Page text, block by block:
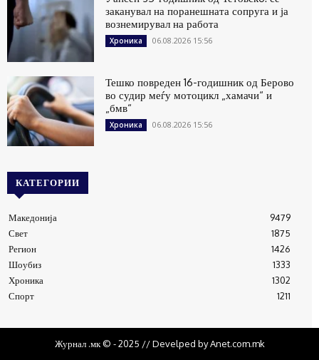
заканувал на поранешната сопруга и ја
вознемирувал на работа
Хроника 06.08.2026 15:56
Тешко повреден 16-годишник од Берово
во судир меѓу мотоцикл „хамачи“ и
„бмв“
Хроника 06.08.2026 15:56
КАТЕГОРИИ
Македонија
9479
Свет
1875
Регион
1426
Шоубиз
1333
Хроника
1302
Спорт
1211
Журнал .мк © - 2025 // Develped by Anet.com.mk